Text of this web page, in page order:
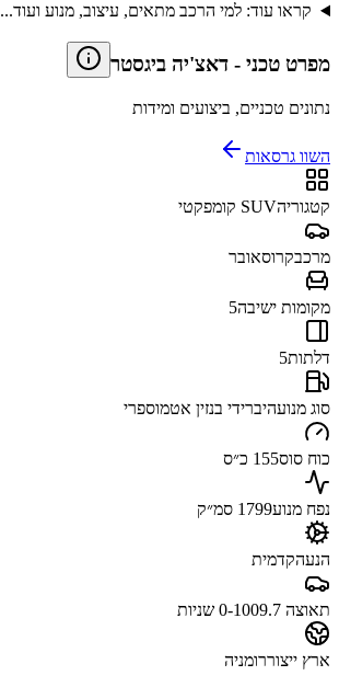
קראו עוד: למי הרכב מתאים, עיצוב, מנוע ועוד...
מפרט טכני - דאצ'יה ביגסטר
נתונים טכניים, ביצועים ומידות
השוו גרסאות
קטגוריהSUV קומפקטי
מרכבקרוסאובר
מקומות ישיבה5
דלתות5
סוג מנועהיברידי בנזין אטמוספרי
כוח סוס155 כ״ס
נפח מנוע1799 סמ״ק
הנעהקדמית
תאוצה 0-100 9.7 שניות
ארץ ייצוררומניה